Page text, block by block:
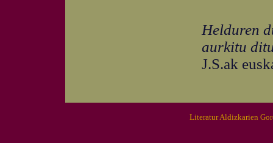
Helduren
aurkitu
J.S.ak
Literatur Aldizkarien